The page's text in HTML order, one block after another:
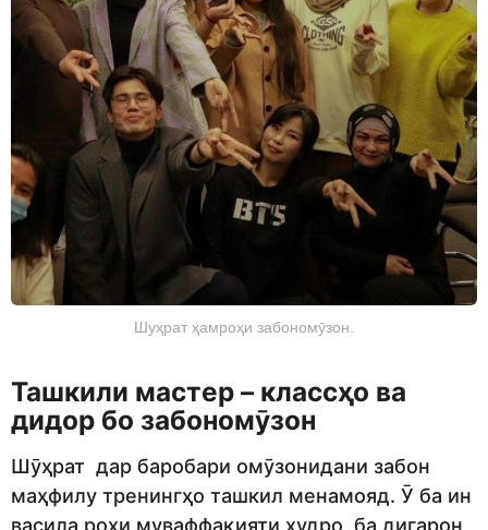
Шуҳрат ҳамроҳи забономӯзон.
Ташкили мастер – классҳо ва
дидор бо забономӯзон
Шӯҳрат дар баробари омӯзонидани забон
маҳфилу тренингҳо ташкил менамояд. Ӯ ба ин
васила роҳи муваффақияти худро ба дигарон